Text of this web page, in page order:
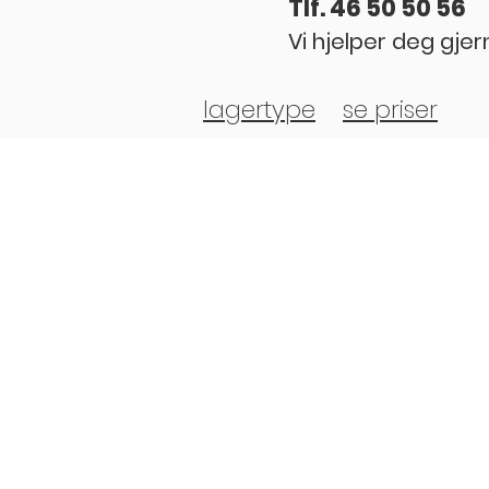
Tlf. 46 50 50 56
Vi hjelper deg
lagertype se priser